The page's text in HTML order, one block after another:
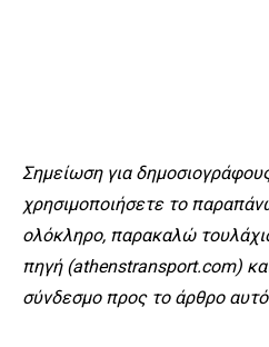
Σημείωση για
χρησιμοποιήσετε το
ολόκληρο, παρακαλώ
πηγή (athenstransport.com)
σύνδεσμο προς το άρθρο αυτό